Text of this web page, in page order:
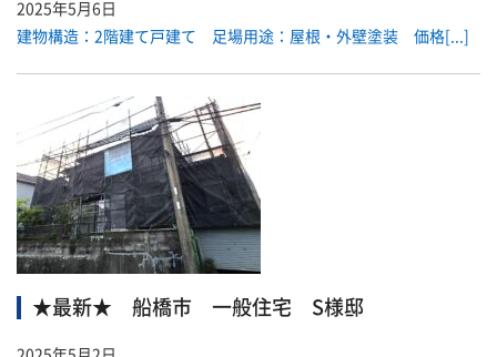
2025年5月6日
建物構造：2階建て戸建て 足場用途：屋根・外壁塗装 価格[...]
★最新★ 船橋市 一般住宅 S様邸